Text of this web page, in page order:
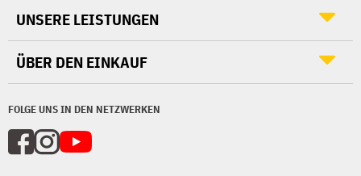
FOLGE UNS IN DEN NETZWERKEN
UNSERE LEISTUNGEN
ÜBER DEN EINKAUF